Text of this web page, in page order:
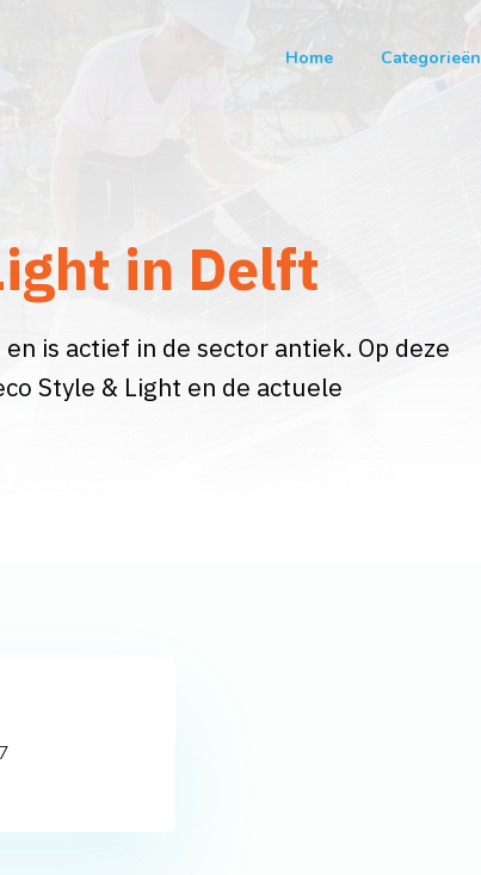
Home Categorieën
in Delft
is actief in de sector antiek. Op deze
Style & Light en de actuele